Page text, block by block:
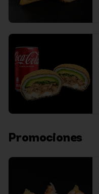
Promociones